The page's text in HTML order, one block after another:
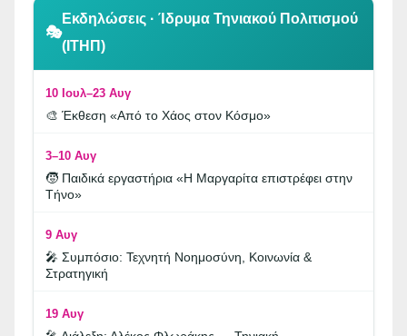
🎭
Εκδηλώσεις · Ίδρυμα Τηνιακού Πολιτισμού
(ΙΤΗΠ)
10 Ιουλ–23 Αυγ
🎨 Έκθεση «Από το Χάος στον Κόσμο»
3–10 Αυγ
🧒 Παιδικά εργαστήρια «Η Μαργαρίτα επιστρέφει στην
Τήνο»
9 Αυγ
🎤 Συμπόσιο: Τεχνητή Νοημοσύνη, Κοινωνία &
Στρατηγική
19 Αυγ